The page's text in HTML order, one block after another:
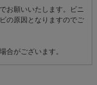
お願いいたします。ビニ
の原因となりますのでご
合がございます。